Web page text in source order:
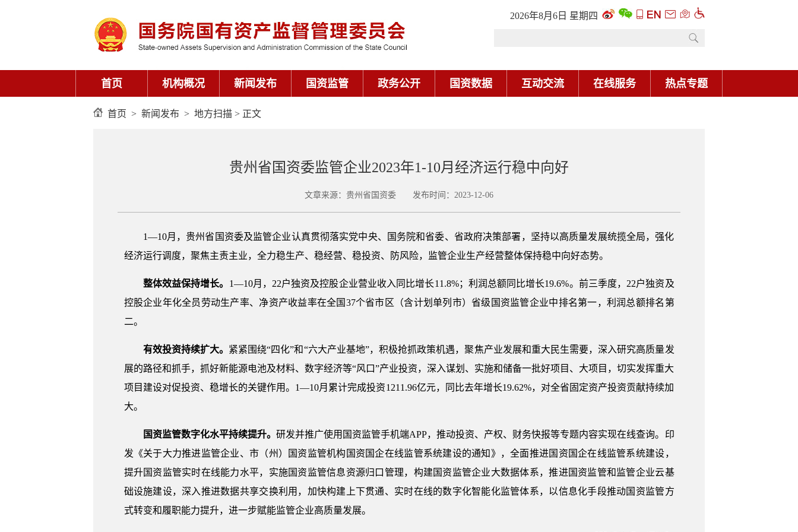
2026年8月6日 星期四
首页 机构概况 新闻发布 国资监管 政务公开 国资数据 互动交流 在线服务 热点专题
首页 > 新闻发布 > 地方扫描 > 正文
贵州省国资委监管企业2023年1-10月经济运行稳中向好
文章来源：贵州省国资委 发布时间：2023-12-06
1—10月，贵州省国资委及监管企业认真贯彻落实党中央、国务院和省委、省政府决策部署，坚持以高质量发展统揽全局，强化
经济运行调度，聚焦主责主业，全力稳生产、稳经营、稳投资、防风险，监管企业生产经营整体保持稳中向好态势。
整体效益保持增长。 1—10月，22户独资及控股企业营业收入同比增长11.8%；利润总额同比增长19.6%。前三季度，22户独资及
控股企业年化全员劳动生产率、净资产收益率在全国37个省市区（含计划单列市）省级国资监管企业中排名第一，利润总额排名第
二。
有效投资持续扩大。 紧紧围绕“四化”和“六大产业基地”，积极抢抓政策机遇，聚焦产业发展和重大民生需要，深入研究高质量发
展的路径和抓手，抓好新能源电池及材料、数字经济等“风口”产业投资，深入谋划、实施和储备一批好项目、大项目，切实发挥重大
项目建设对促投资、稳增长的关键作用。1—10月累计完成投资1211.96亿元，同比去年增长19.62%，对全省固定资产投资贡献持续加
大。
国资监管数字化水平持续提升。 研发并推广使用国资监管手机端APP，推动投资、产权、财务快报等专题内容实现在线查询。印
发《关于大力推进监管企业、市（州）国资监管机构国资国企在线监管系统建设的通知》，全面推进国资国企在线监管系统建设，
提升国资监管实时在线能力水平，实施国资监管信息资源归口管理，构建国资监管企业大数据体系，推进国资监管和监管企业云基
础设施建设，深入推进数据共享交换利用，加快构建上下贯通、实时在线的数字化智能化监管体系，以信息化手段推动国资监管方
式转变和履职能力提升，进一步赋能监管企业高质量发展。